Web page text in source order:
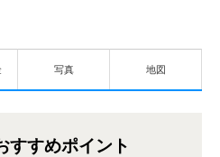
写真 地図
すすめポイント